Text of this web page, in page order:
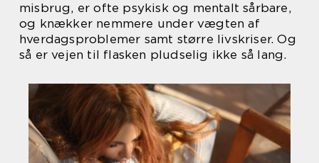
misbrug, er ofte psykisk og mentalt sårbare,
og knækker nemmere under vægten af
hverdagsproblemer samt større livskriser. Og
så er vejen til flasken pludselig ikke så lang.